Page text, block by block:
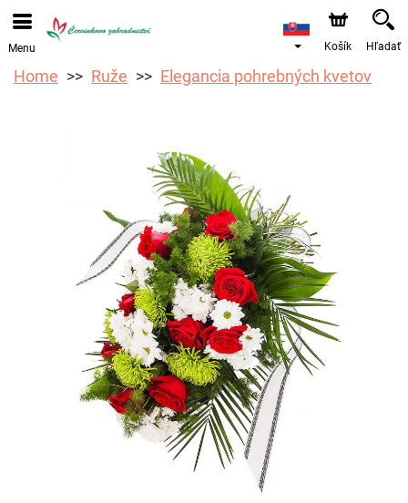
Objednávky prijímame prostredníctvom nášho e-shopu.
Najskorší možný termín doručenia je od 12.8.2026 z
Menu Košík Hľadať
Home Ruže Elegancia pohrebných kvetov